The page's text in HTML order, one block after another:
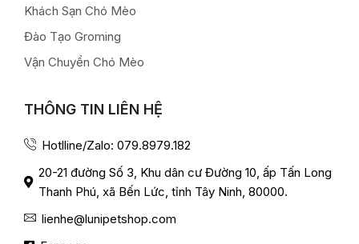
Khách Sạn Chó Mèo
Đào Tạo Groming
Vận Chuyển Chó Mèo
THÔNG TIN LIÊN HỆ
Hotlline/Zalo: 079.8979.182
20-21 đường Số 3, Khu dân cư Đường 10, ấp Tấn Long
Thanh Phú, xã Bến Lức, tỉnh Tây Ninh, 80000.
lienhe@lunipetshop.com